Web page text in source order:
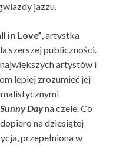
jazzu.
in Love”, artystka
szerszej publiczności.
artystów i
lepiej zrozumieć jej
Dayna czele. Co
na dziesiątej
przepełniona w